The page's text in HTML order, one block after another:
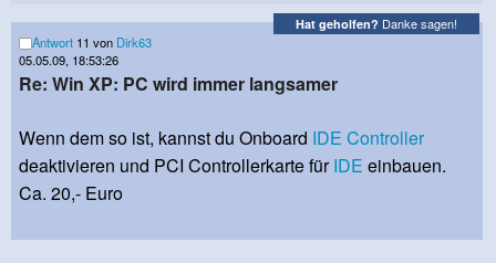
Hat geholfen? Danke sagen!
Antwort 11 von Dirk63
05.05.09, 18:53:26
Re: Win XP: PC wird immer langsamer
Wenn dem so ist, kannst du Onboard IDE Controller
deaktivieren und PCI Controllerkarte fürIDE einbauen.
Ca. 20,- Euro